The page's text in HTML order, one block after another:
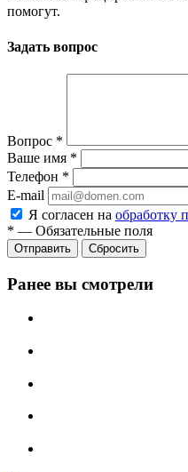
помогут.
Задать вопрос
Вопрос *
Ваше имя *
Телефон *
E-mail
Я согласен на обработку
* — Обязательные поля
Сбросить
Ранее вы смотрели